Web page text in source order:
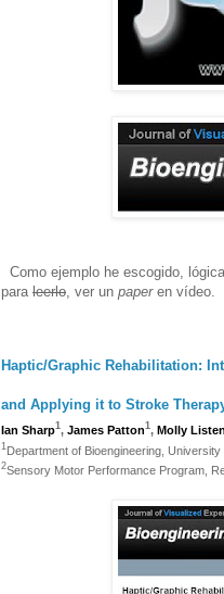
Como ejemplo he escogido,
para leerlo, ver un paperen vídeo.
Haptic/Graphic Rehabilitation:
and Applying it to Stroke
Ian Sharp1, James Patton1, Molly
1Department of Bioengineering,
2Sensory Motor Performance Program,